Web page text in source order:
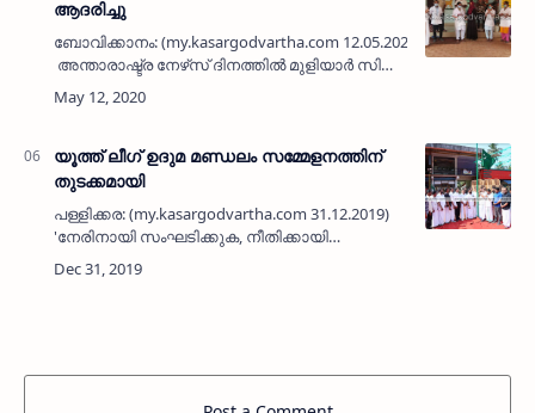
ആദരിച്ചു
ബോവിക്കാനം: (my.kasargodvartha.com 12.05.2020)
അന്താരാഷ്ട്ര നേഴ്‌സ് ദിനത്തില്‍ മുളിയാര്‍ സി
എച്ച് സി ഗ്രേഡ് വണ്‍ ജെ പി എച്ച് എന്‍ മോളി
മാത്യുവിനെ മുളിയാര്‍ ഗ്രാമപ…
യൂത്ത് ലീഗ് ഉദുമ മണ്ഡലം സമ്മേളനത്തിന്
തുടക്കമായി
പള്ളിക്കര: (my.kasargodvartha.com 31.12.2019)
'നേരിനായി സംഘടിക്കുക, നീതിക്കായി
പോരാടുക' എന്ന പ്രമേയവുമായി മുസ്ലിം യൂത്ത്
ലീഗ് ഉദുമ നിയോജക മണ്ഡലം സമ്മേളനത്തിന്